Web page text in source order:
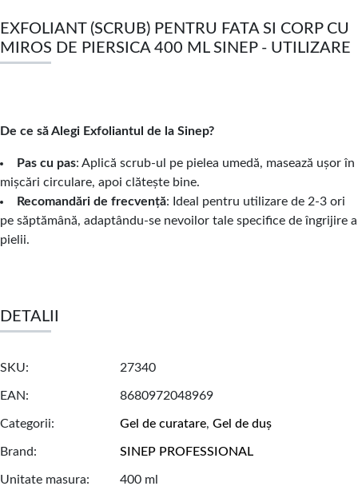
EXFOLIANT (SCRUB) PENTRU FATA SI CORP CU
MIROS DE PIERSICA 400 ML SINEP - UTILIZARE
De ce să Alegi Exfoliantul de la Sinep?
Pas cu pas: Aplică scrub-ul pe pielea umedă, masează ușor în
mișcări circulare, apoi clătește bine.
Recomandări de frecvență: Ideal pentru utilizare de 2-3 ori
pe săptămână, adaptându-se nevoilor tale specifice de îngrijire a
pielii.
DETALII
SKU 27340
EAN 8680972048969
Categorii Gel de curatare, Gel de duș
Brand SINEP PROFESSIONAL
Unitate masura 400 ml